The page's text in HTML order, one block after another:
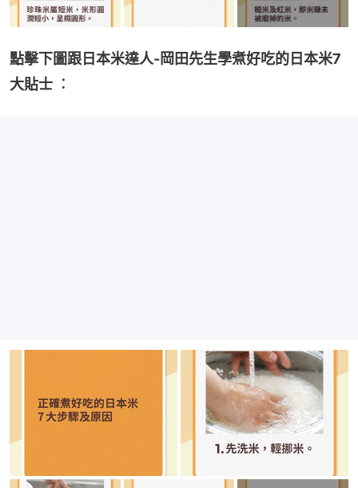
點擊下圖跟日本米達人-岡田先生學煮好吃的日本米7
大貼士 ︰